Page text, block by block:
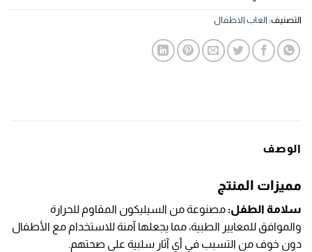
التصنيف: العاب الاطفال
الوصف
مميزات المنتج
سلامة الطفل: مصنوعة من السيليكون المقاوم للحرارة
والموافق للمعايير الطبية، مما يجعلها آمنة للاستخدام مع الأطفال
دون خوف من التسبب في أي آثار سلبية على صحتهم.